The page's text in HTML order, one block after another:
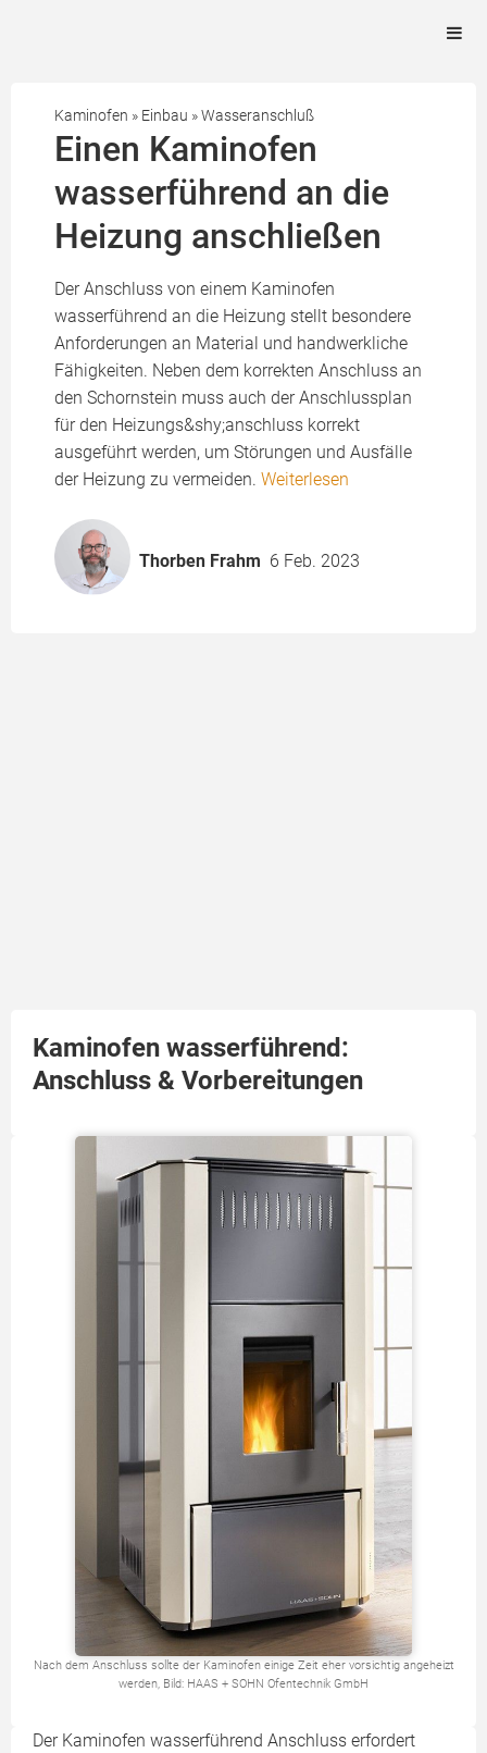
Kaminofen » Einbau »Wasseranschluß
Einen Kaminofen
wasserführend an die
Heizung anschließen
Der Anschluss von einem Kaminofen
wasserführend an die Heizung stellt besondere
Anforderungen an Material und handwerkliche
Fähigkeiten. Neben dem korrekten Anschluss an
den Schornstein muss auch der Anschlussplan
für den Heizungs&shy;anschluss korrekt
ausgeführt werden, um Störungen und Ausfälle
der Heizung zu vermeiden. Weiterlesen
Thorben Frahm 6 Feb. 2023
Kaminofen wasserführend:
Anschluss & Vorbereitungen
Nach dem Anschluss sollte der Kaminofen einige Zeit eher vorsichtig angeheizt
werden, Bild: HAAS + SOHN Ofentechnik GmbH
Der Kaminofen wasserführend Anschluss erfordert